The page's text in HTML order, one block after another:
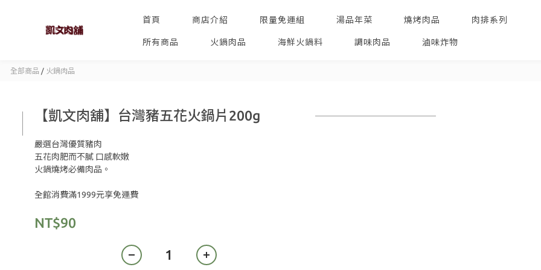
首頁 商店介紹 限量免運組 湯品年菜 燒烤肉品 肉排系列
所有商品 火鍋肉品 海鮮火鍋料 調味肉品 滷味炸物
全部商品 / 火鍋肉品
【凱文肉舖】台灣豬五花火鍋片200g
嚴選台灣優質豬肉
五花肉肥而不膩 口感軟嫩
火鍋燒烤必備肉品。
全館消費滿1999元享免運費
NT$90